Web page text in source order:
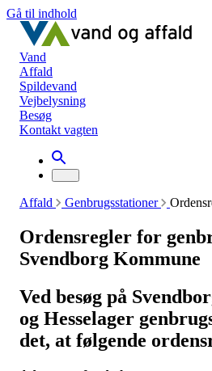
Gå til indhold
Vand
Affald
Spildevand
Vejbelysning
Besøg
Kontakt vagten
Affald Genbrugsstationer
Ordensregler for
Svendborg Kommune
Ved besøg på
og Hesselager
det, at følgende